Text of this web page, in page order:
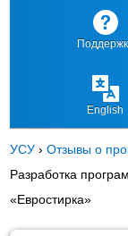
English
УСУ ›Отзывы о
Разработка
«Евростирка»